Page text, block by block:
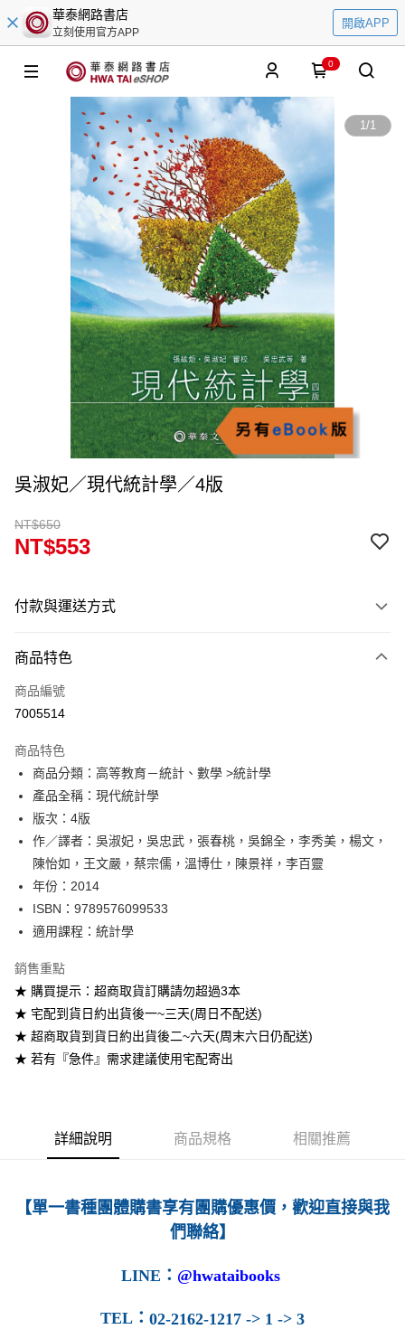
華泰網路書店
立刻使用官方APP
開啟APP
0
1/1
吳淑妃／現代統計學／4版
NT$650
NT$553
付款與運送方式
信用卡一次付款
超商取貨付款
Google Pay
ATM付款
運送方式
付款後全家取貨
7-11取貨付款
每筆NT$60
付款後7-11取貨
每筆NT$100
商品特色
商品編號
7005514
商品特色
商品分類：高等教育－統計、數學 >統計學
產品全稱：現代統計學
版次：4版
作／譯者：吳淑妃，吳忠武，張春桃，吳錦全，李秀美，楊文，
陳怡如，王文嚴，蔡宗儒，溫博仕，陳景祥，李百靈
年份：2014
ISBN：9789576099533
適用課程：統計學
銷售重點
★ 購買提示：超商取貨訂購請勿超過3本
★ 宅配到貨日約出貨後一~三天(周日不配送)
★ 超商取貨到貨日約出貨後二~六天(周末六日仍配送)
★ 若有『急件』需求建議使用宅配寄出
詳細說明 商品規格 相關推薦
【單一書種團體購書享有團購優惠價，歡迎直接與我
們聯絡】
LINE ： @hwataibooks
TEL ： 02-2162-1217 -> 1 -> 3